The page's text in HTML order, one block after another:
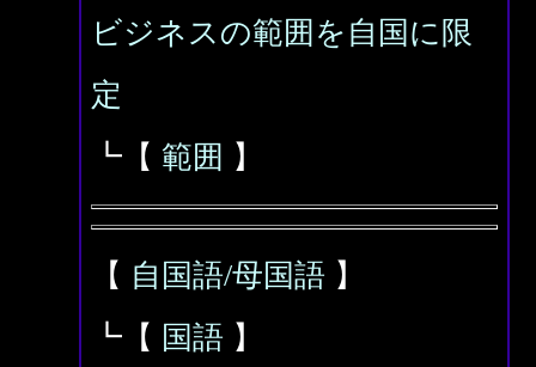
ビジネスの範囲を自国に限
定
┗【 範囲 】
【 自国語/母国語 】
┗【 国語 】